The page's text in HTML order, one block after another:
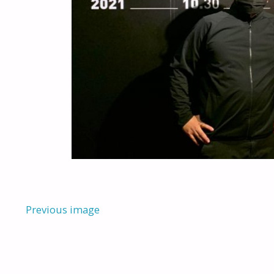
Previous image